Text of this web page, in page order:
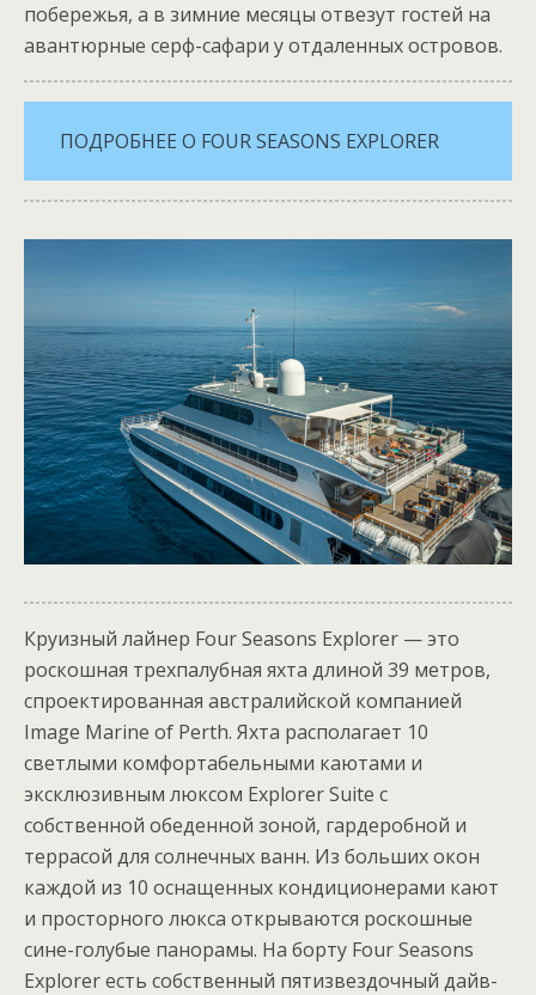
побережья, а в зимние месяцы отвезут гостей на
авантюрные серф-сафари у отдаленных островов.
ПОДРОБНЕЕ О FOUR SEASONS EXPLORER
Круизный лайнер Four Seasons Explorer — это
роскошная трехпалубная яхта длиной 39 метров,
спроектированная австралийской компанией
Image Marine of Perth. Яхта располагает 10
светлыми комфортабельными каютами и
эксклюзивным люксом Explorer Suite с
собственной обеденной зоной, гардеробной и
террасой для солнечных ванн. Из больших окон
каждой из 10 оснащенных кондиционерами кают
и просторного люкса открываются роскошные
сине-голубые панорамы. На борту Four Seasons
Explorer есть собственный пятизвездочный дайв-